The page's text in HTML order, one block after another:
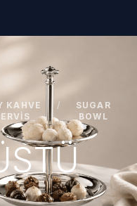
KAHVE
/
SUGAR
BOWL